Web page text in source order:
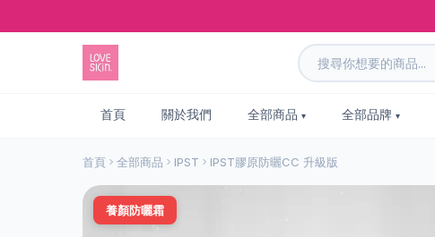
首頁 關於我們 全部商品 全部品牌
首頁 全部商品 IPST IPST膠原防曬CC 升級版
養顏防曬霜